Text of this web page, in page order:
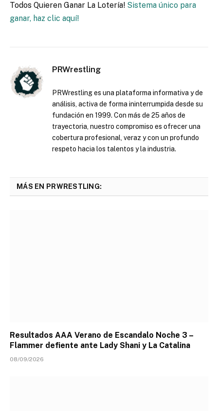
Todos Quieren Ganar La Lotería! Sistema único para
ganar, haz clic aquí!
PRWrestling
PRWrestling es una plataforma informativa y de
análisis, activa de forma ininterrumpida desde su
fundación en 1999. Con más de 25 años de
trayectoria, nuestro compromiso es ofrecer una
cobertura profesional, veraz y con un profundo
respeto hacia los talentos y la industria.
MÁS EN PRWRESTLING:
Resultados AAA Verano de Escandalo Noche 3 –
Flammer defiente ante Lady Shani y La Catalina
08/09/2026